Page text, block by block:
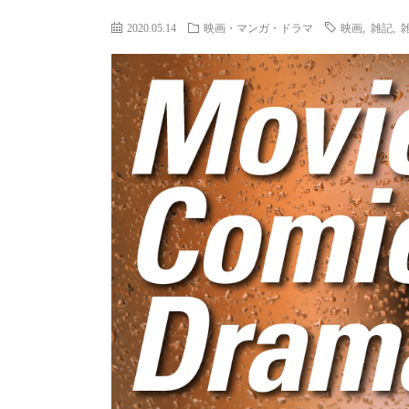
2020.05.14 映画・マンガ・ドラマ 映画 雑記